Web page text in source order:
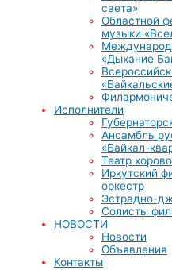
света»
Областной
музыки
«Дыхание
Исполнители
Ансамбль
«Байкал-
Театр
Иркутский
оркестр
Эстрадно-
Солисты
НОВОСТИ
Новости
Объявления
Контакты